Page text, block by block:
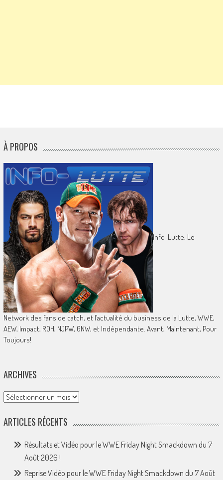
À PROPOS
Info-Lutte. Le
Network des fans de catch, et l’actualité du business de la Lutte, WWE,
AEW, Impact, ROH, NJPW, GNW, et Indépendante. Avant, Maintenant, Pour
Toujours!
ARCHIVES
Archives
ARTICLES RÉCENTS
Résultats et Vidéo pour le WWE Friday Night Smackdown du 7
Août 2026 !
Reprise Vidéo pour le WWE Friday Night Smackdown du 7 Août